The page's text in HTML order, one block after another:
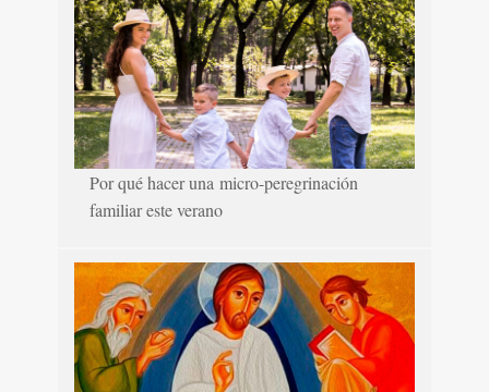
Por qué hacer una micro-peregrinación
familiar este verano